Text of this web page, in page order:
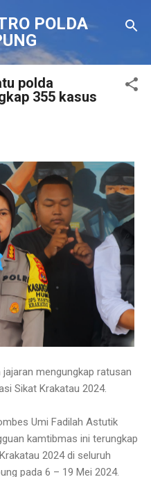
utama
POLDA
polda
355 kasus
mengungkap ratusan
Sikat Krakatau 2024.
Umi Fadilah Astutik
kamtibmas ini terungkap
2024 di seluruh
pada 6 – 19 Mei 2024.